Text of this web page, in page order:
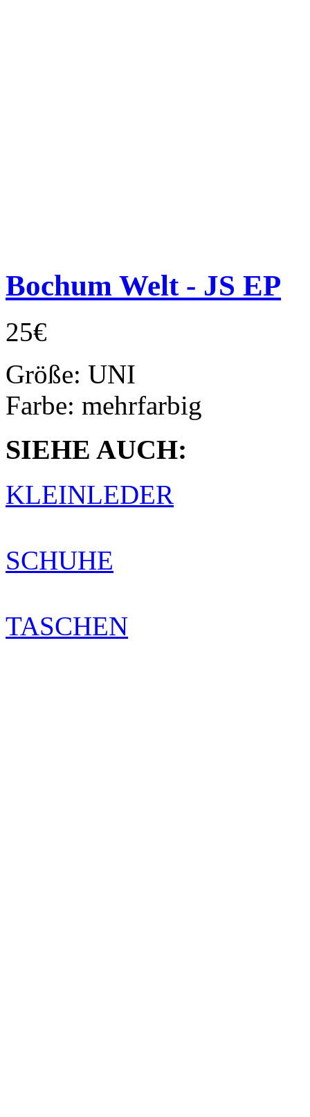
Bochum Welt - JS EP
25€
Größe: UNI
Farbe: mehrfarbig
SIEHE AUCH:
KLEINLEDER
SCHUHE
TASCHEN